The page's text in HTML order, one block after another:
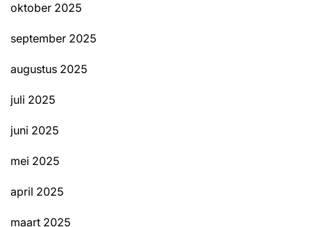
oktober 2025
september 2025
augustus 2025
juli 2025
juni 2025
mei 2025
april 2025
maart 2025